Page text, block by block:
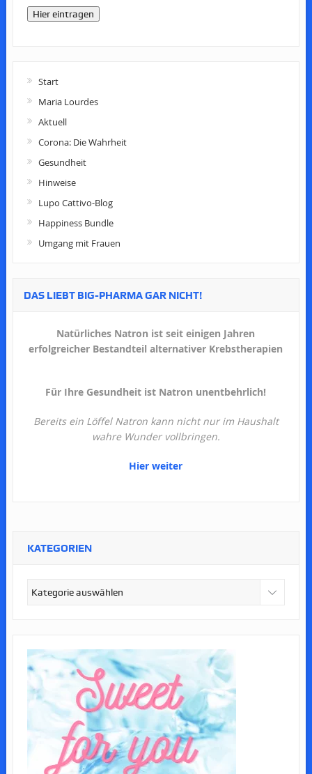
Hier eintragen
Start
Maria Lourdes
Aktuell
Corona: Die Wahrheit
Gesundheit
Hinweise
Lupo Cattivo-Blog
Happiness Bundle
Umgang mit Frauen
DAS LIEBT BIG-PHARMA GAR NICHT!
Natürliches Natron ist seit einigen Jahren
erfolgreicher Bestandteil alternativer Krebstherapien
Für Ihre Gesundheit ist Natron unentbehrlich!
Bereits ein Löffel Natron kann nicht nur im Haushalt
wahre Wunder vollbringen.
Hier weiter
KATEGORIEN